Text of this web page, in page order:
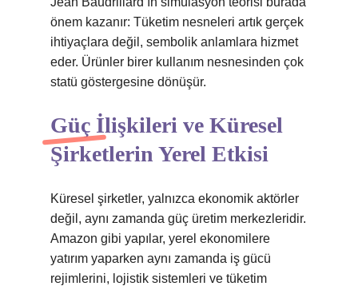
önem kazanır: Tüketim nesneleri artık gerçek
ihtiyaçlara değil, sembolik anlamlara hizmet
eder. Ürünler birer kullanım nesnesinden çok
statü göstergesine dönüşür.
Güç İlişkileri ve Küresel
Şirketlerin Yerel Etkisi
Küresel şirketler, yalnızca ekonomik aktörler
değil, aynı zamanda güç üretim merkezleridir.
Amazon gibi yapılar, yerel ekonomilere
yatırım yaparken aynı zamanda iş gücü
rejimlerini, lojistik sistemleri ve tüketim